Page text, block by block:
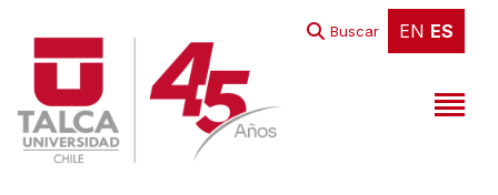
EN ES
Buscar EN ES